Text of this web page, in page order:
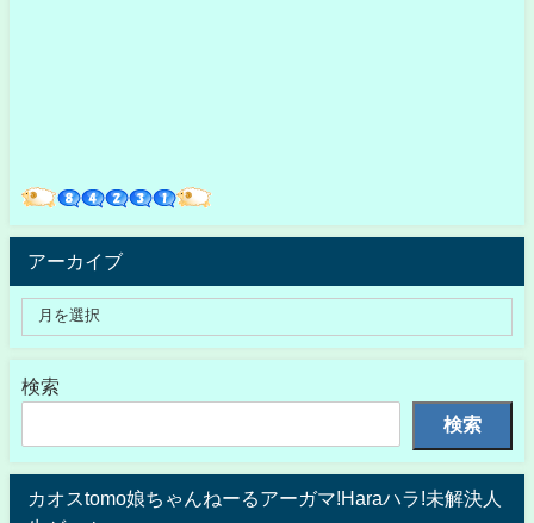
アーカイブ
検索
検索
カオスtomo娘ちゃんねーるアーガマ!Haraハラ!未解決人